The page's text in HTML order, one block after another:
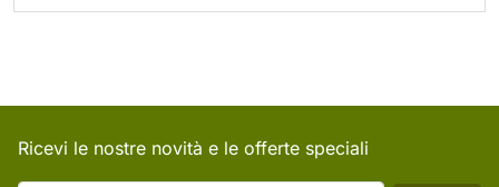
Ricevi le nostre novità e le offerte speciali